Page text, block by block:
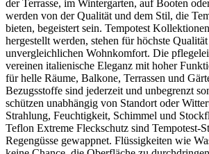
der Terrasse, im Wintergarten, auf Booten
werden von der Qualität und dem Stil, die
bieten, begeistert sein. Tempotest
hergestellt werden, stehen für höchste
unvergleichlichen Wohnkomfort. Die
vereinen italienische Eleganz mit hoher
für helle Räume, Balkone, Terrassen und
Bezugsstoffe sind jederzeit und unbegrenzt
schützen unabhängig von Standort oder
Strahlung, Feuchtigkeit, Schimmel und
Teflon Extreme Fleckschutz sind Tempotest-
Regengüsse gewappnet. Flüssigkeiten wie